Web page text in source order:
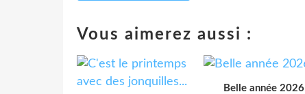
Vous aimerez aussi :
Belle année 2026